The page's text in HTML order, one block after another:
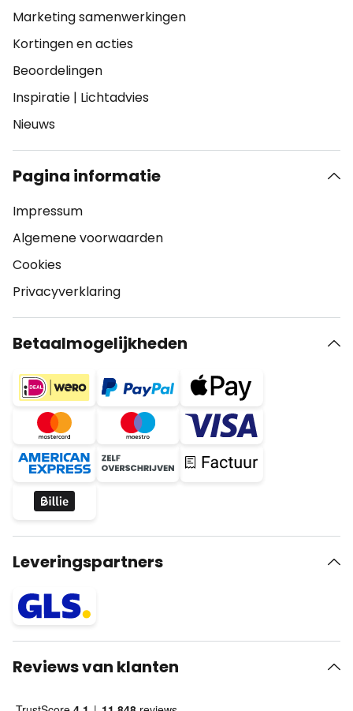
Marketing samenwerkingen
Kortingen en acties
Beoordelingen
Inspiratie | Lichtadvies
Nieuws
Pagina informatie
Impressum
Algemene voorwaarden
Cookies
Privacyverklaring
Betaalmogelijkheden
Leveringspartners
Reviews van klanten